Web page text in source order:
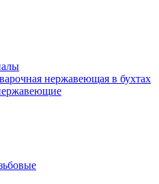
нержавеющая в бухтах